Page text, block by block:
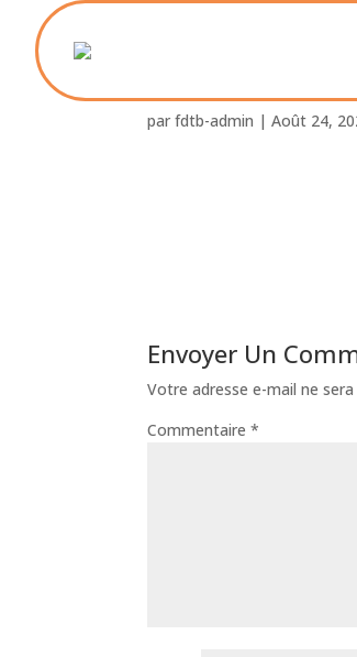
parfdtb-admin |Août 24,
Envoyer Un
Votre adresse e-mail ne sera
Commentaire*